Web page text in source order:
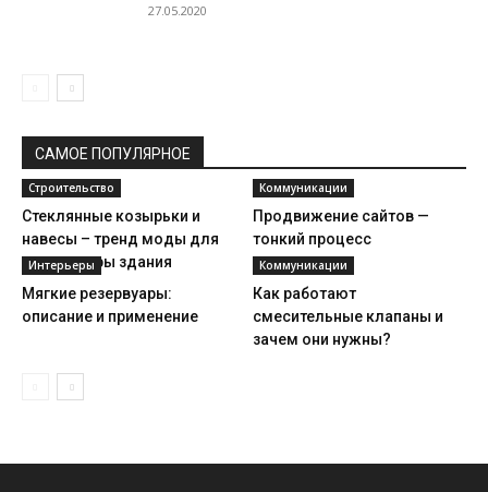
27.05.2020
САМОЕ ПОПУЛЯРНОЕ
Строительство
Стеклянные козырьки и
навесы – тренд моды для
архитектуры здания
Коммуникации
Продвижение сайтов —
тонкий процесс
Интерьеры
Мягкие резервуары:
описание и применение
Коммуникации
Как работают
смесительные клапаны и
зачем они нужны?